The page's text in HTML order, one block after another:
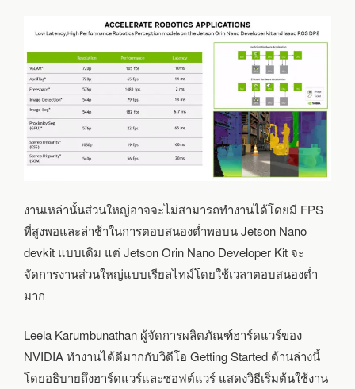
งานเหล่านั้นส่วนใหญ่อาจจะไม่สามารถทำงานได้โดยมี FPS
ที่สูงพอและล่าช้าในการตอบสนองต่ำพอบน Jetson Nano
devkit แบบเดิม แต่ Jetson Orin Nano Developer Kit จะ
จัดการงานส่วนใหญ่แบบเรียลไทม์โดยใช้เวลาตอบสนองต่ำ
มาก
Leela Karumbunathan ผู้จัดการผลิตภัณฑ์ฮาร์ดแวร์ของ
NVIDIA ทำงานได้ดีมากกับวิดีโอ Getting Started ด้านล่างนี้
โดยอธิบายถึงฮาร์ดแวร์และซอฟต์แวร์ แสดงวิธีเริ่มต้นใช้งาน